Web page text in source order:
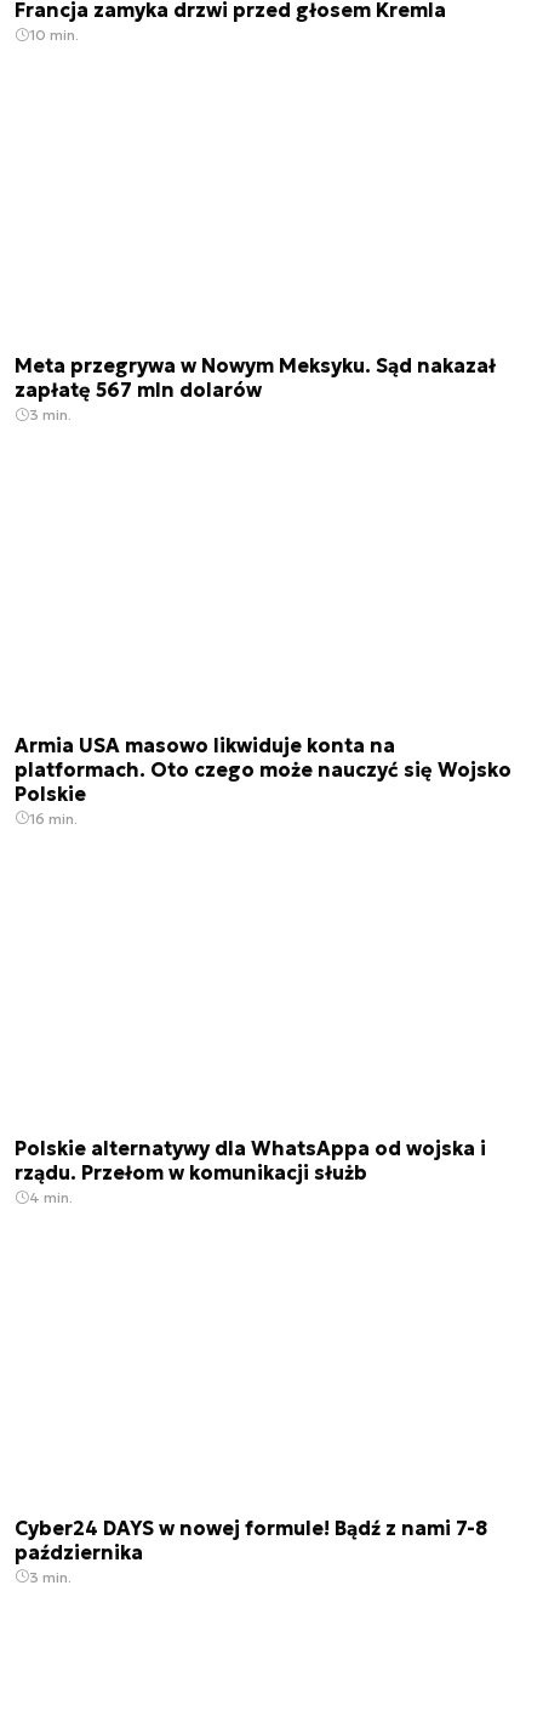
Francja zamyka drzwi przed głosem Kremla
10 min.
Meta przegrywa w Nowym Meksyku. Sąd nakazał
zapłatę 567 mln dolarów
3 min.
Armia USA masowo likwiduje konta na
platformach. Oto czego może nauczyć się Wojsko
Polskie
16 min.
Polskie alternatywy dla WhatsAppa od wojska i
rządu. Przełom w komunikacji służb
4 min.
Cyber24 DAYS w nowej formule! Bądź z nami 7-8
października
3 min.